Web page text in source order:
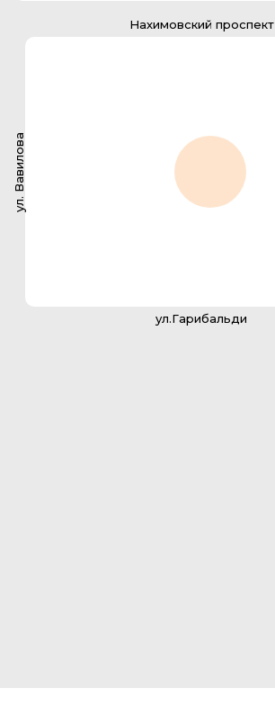
ул. Вавилова
Нахимовский проспект
ул.Гарибальди